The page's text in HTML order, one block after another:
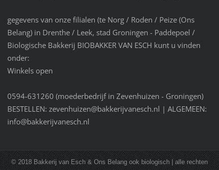
gegevens van onze filialen (te Norg / Roden / Peize (Ons
Belang) in Drenthe / Leek, stad Groningen - Paddepoel /
Biologische Bakkerij BIOBAKKER VAN ESCH kunt u vinden
onder:
Winkels open
0594-631260 (moederbedrijf in Zevenhuizen - Groningen)
BESTELLEN: zevenhuizen@bakkerijvanesch.nl | ALGEMEEN:
info@bakkerijvanesch.nl
© 2018 Bakkerij van Esch & Ons Belang ook biologisch | alle rechten